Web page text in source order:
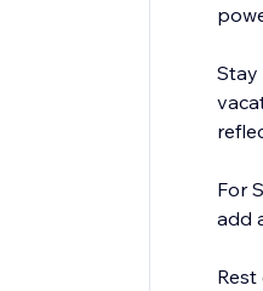
Stay
For
add